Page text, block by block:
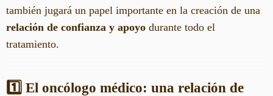
también jugará un papel importante en la creación de una
relación de confianza y apoyo durante todo el
tratamiento.
1️⃣ El oncólogo médico: una relación de